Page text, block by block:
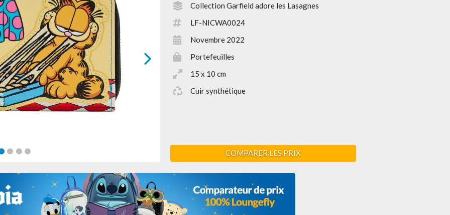
Collection Garfield adore les Lasagnes
LF-NICWA0024
Novembre 2022
Portefeuilles
15 x 10 cm
Cuir synthétique
COMPARER LES PRIX